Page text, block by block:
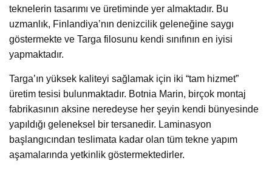
teknelerin tasarımı ve üretiminde yer almaktadır. Bu
uzmanlık, Finlandiya’nın denizcilik geleneğine saygı
göstermekte ve Targa filosunu kendi sınıfının en iyisi
yapmaktadır.
Targa’ın yüksek kaliteyi sağlamak için iki “tam hizmet”
üretim tesisi bulunmaktadır. Botnia Marin, birçok montaj
fabrikasının aksine neredeyse her şeyin kendi bünyesinde
yapıldığı geleneksel bir tersanedir. Laminasyon
başlangıcından teslimata kadar olan tüm tekne yapım
aşamalarında yetkinlik göstermektedirler.